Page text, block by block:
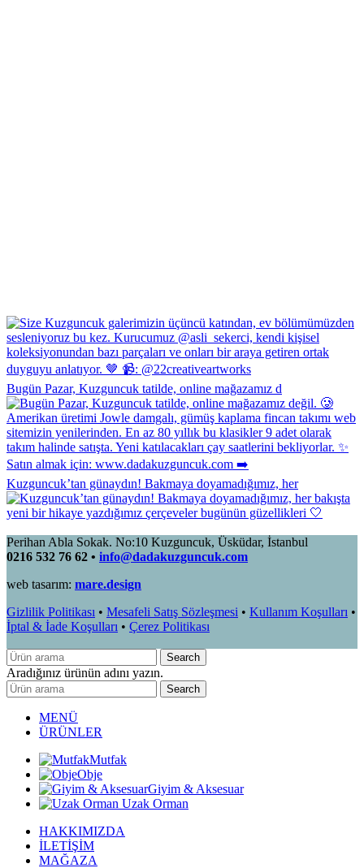
Bugün Pazar, Kuzguncuk tatilde, online mağazamız d
Kuzguncuk’tan günaydın! Bakmaya doyamadığımız, her
Perihan Abla Sokak. No:10 Kuzguncuk, Üsküdar, İstanbul
0216 532 76 62 • info@dadakuzguncuk.com
web tasarım: mare.design
Gizlilik Politikası • Mesafeli Satış Sözleşmesi • Kullanım Koşulları •
İptal & İade Koşulları • Çerez Politikası
Search
Aradığınız ürünün adını yazın.
Search
MENÜ
ÜRÜNLER
Mutfak
Obje
Giyim & Aksesuar
Uzak Orman
HAKKIMIZDA
İLETİŞİM
MAĞAZA